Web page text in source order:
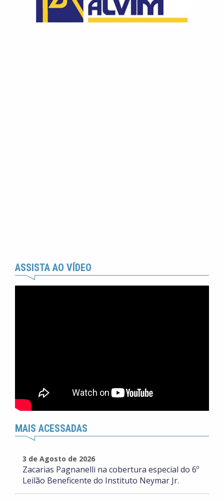
ASSISTA AO VÍDEO
MAIS ACESSADAS
3 de Agosto de 2026
Zacarias Pagnanelli na cobertura especial do 6º
Leilão Beneficente do Instituto Neymar Jr.